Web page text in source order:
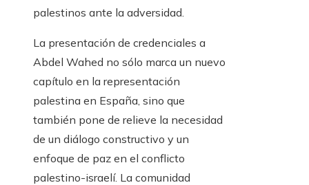
palestinos ante la adversidad.
La presentación de credenciales a
Abdel Wahed no sólo marca un nuevo
capítulo en la representación
palestina en España, sino que
también pone de relieve la necesidad
de un diálogo constructivo y un
enfoque de paz en el conflicto
palestino-israelí. La comunidad